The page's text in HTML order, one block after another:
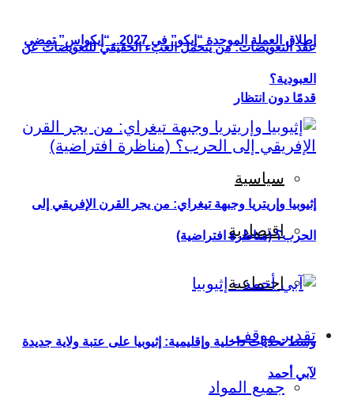
إطلاق العملة الموحدة “إيكو” في 2027.. “إيكواس” تمضي
قدمًا دون انتظار
سياسية
اقتصادية
اجتماعية
تقدير موقف
جميع المواد
عقد التعويضات: من يتحمل العبء الحقيقي للتعويضات عن
العبودية؟
إثيوبيا وإريتريا وجبهة تيغراي: من يجر القرن الإفريقي إلى
الحرب؟ (مناظرة افتراضية)
وسط تحديات داخلية وإقليمية: إثيوبيا على عتبة ولاية جديدة
لآبي أحمد